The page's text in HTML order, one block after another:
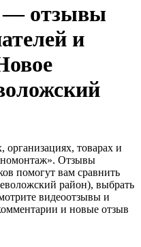
— отзывы
и
товарах и
Отзывы
помогут вам сравнить
район), выбрать
видеоотзывы и
и новые отзыв